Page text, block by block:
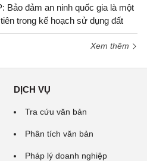
Bảo đảm an ninh quốc gia là một
trong kế hoạch sử dụng đất
Xem thêm
DỊCH VỤ
Tra cứu văn bản
Phân tích văn bản
Pháp lý doanh nghiệp